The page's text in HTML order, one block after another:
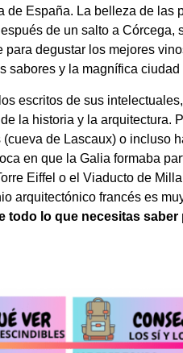
de España. La belleza de las
de un salto a Córcega,
degustar los mejores
sabores y la magnífica ciudad
escritos de sus
la historia y la arquitectura.
de Lascaux) o incluso
en que la Galia formaba
Eiffel o el Viaducto de
arquitectónico francés es
todo lo que necesitas saber